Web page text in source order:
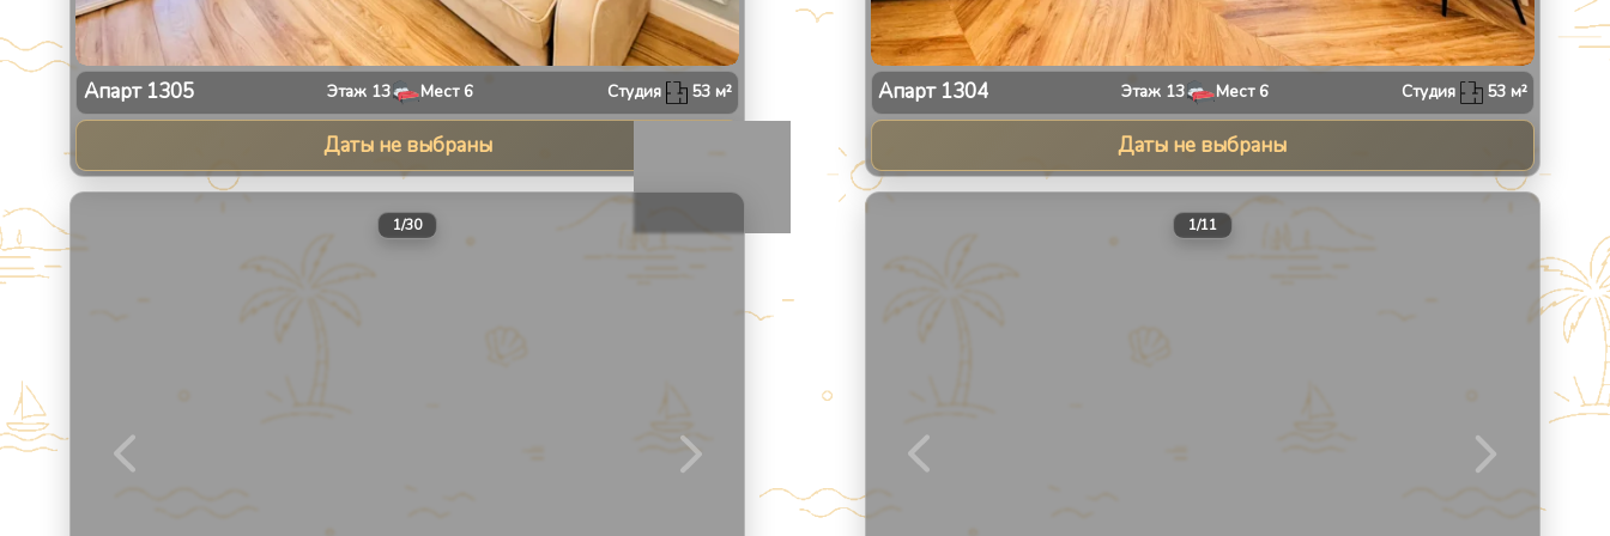
Апарт 1305 Этаж 13 Мест 6 Студия 53 м²
Даты не выбраны
Апарт 1304 Этаж 13 Мест 6 Студия 53м²
Даты не выбраны
1/30 1/11